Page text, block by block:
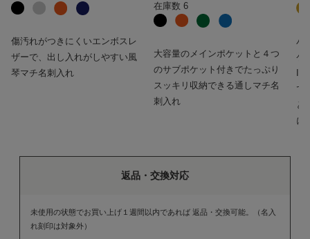
傷汚れがつきにくいエンボスレ
ザーで、出し入れがしやすい風
琴マチ名刺入れ
在庫数 6
大容量のメインポケットと４つ
のサブポケット付きでたっぷり
スッキリ収納できる通しマチ名
刺入れ
パ
ケ
で
と
に
返品・交換対応
未使用の状態でお買い上げ１週間以内であれば 返品・交換可能。（名入
れ刻印は対象外）